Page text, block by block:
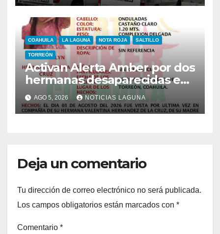
COAHUILA LA LAGUNA NOTA ROJA SALTILLO
TORREÓN
Activan Alerta Amber por dos
hermanas desaparecidas en
Torreón
AGO 5, 2026 NOTICIAS LAGUNA
Deja un comentario
Tu dirección de correo electrónico no será publicada.
Los campos obligatorios están marcados con *
Comentario *